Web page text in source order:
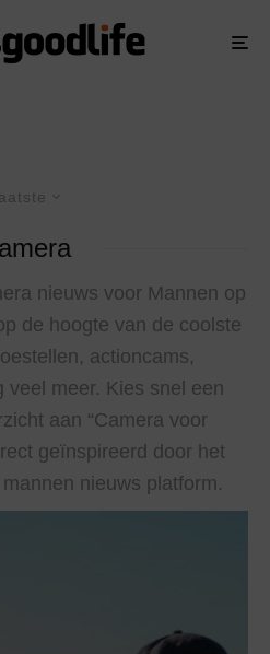
nieuws voor Mannen op
de hoogte van de coolste
actioncams,
veel meer. Kies snel een
aan “Camera voor
geïnspireerd door het
nieuws platform.